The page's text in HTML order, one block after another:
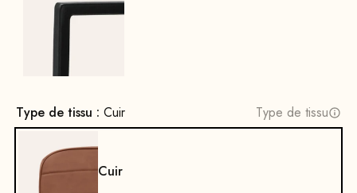
Type de tissu : Cuir Type de tissu
Cuir